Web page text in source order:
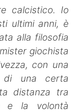
calcistico. Io
ultimi anni, è
alla filosofia
giochista
con una
di una certa
distanza tra
e la volontà